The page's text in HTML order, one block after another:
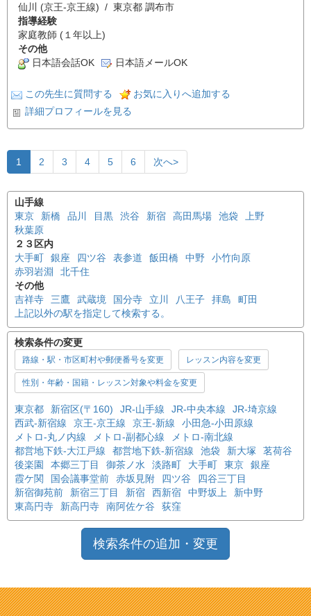
仙川 (京王-京王線) / 東京都 調布市
指導経験
家庭教師 (１年以上)
その他
日本語会話OK
日本語メールOK
この先生に質問する
お気に入りへ追加する
詳細プロフィールを見る
1 2 3 4 5 6 次へ>
山手線
東京
新橋 品川 目黒 渋谷 新宿 高田馬場 池袋
上野
秋葉原
２３区内
大手町
銀座 四ツ谷 表参道 飯田橋 中野
小竹向原
赤羽岩淵
北千住
その他
吉祥寺
三鷹 武蔵境 国分寺 立川 八王子 拝島
町田
上記以外の駅を指定して検索する。
検索条件の変更
路線・駅・市区町村や郵便番号を変更 レッスン内容を変更
性別・年齢・国籍・レッスン対象や料金を変更
東京都 新宿区(〒160) JR-山手線 JR-中央本線
JR-埼京線
西武-新宿線
京王-京王線 京王-新線
小田急-小田原線
メトロ-丸ノ内線
メトロ-副都心線
メトロ-南北線
都営地下鉄-大江戸線
都営地下鉄-新宿線 池袋 新大塚
茗荷谷
後楽園
本郷三丁目 御茶ノ水 淡路町 大手町 東京
銀座
霞ケ関
国会議事堂前 赤坂見附 四ツ谷
四谷三丁目
新宿御苑前
新宿三丁目 新宿 西新宿 中野坂上
新中野
東高円寺
新高円寺 南阿佐ケ谷 荻窪
検索条件の追加・変更